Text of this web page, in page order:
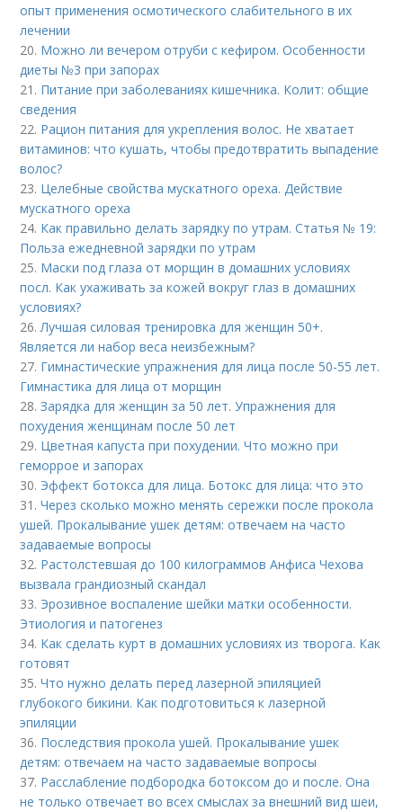
опыт применения осмотического слабительного в их
лечении
20. Можно ли вечером отруби с кефиром. Особенности
диеты №3 при запорах
21. Питание при заболеваниях кишечника. Колит: общие
сведения
22. Рацион питания для укрепления волос. Не хватает
витаминов: что кушать, чтобы предотвратить выпадение
волос?
23. Целебные свойства мускатного ореха. Действие
мускатного ореха
24. Как правильно делать зарядку по утрам. Статья № 19:
Польза ежедневной зарядки по утрам
25. Маски под глаза от морщин в домашних условиях
посл. Как ухаживать за кожей вокруг глаз в домашних
условиях?
26. Лучшая силовая тренировка для женщин 50+.
Является ли набор веса неизбежным?
27. Гимнастические упражнения для лица после 50-55 лет.
Гимнастика для лица от морщин
28.Зарядка для женщин за 50 лет. Упражнения для
похудения женщинам после 50 лет
29. Цветная капуста при похудении. Что можно при
геморрое и запорах
30. Эффект ботокса для лица. Ботокс для лица: что это
31.Через сколько можно менять сережки после прокола
ушей. Прокалывание ушек детям: отвечаем на часто
задаваемые вопросы
32. Растолстевшая до 100 килограммов Анфиса Чехова
вызвала грандиозный скандал
33. Эрозивное воспаление шейки матки особенности.
Этиология и патогенез
34. Как сделать курт в домашних условиях из творога. Как
готовят
35.Что нужно делать перед лазерной эпиляцией
глубокого бикини. Как подготовиться к лазерной
эпиляции
36. Последствия прокола ушей. Прокалывание ушек
детям: отвечаем на часто задаваемые вопросы
37. Расслабление подбородка ботоксом до и после. Она
не только отвечает во всех смыслах за внешний вид шеи,